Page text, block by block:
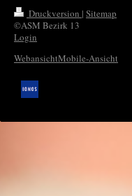
Druckversion | Sitemap
©ASM Bezirk 13
Login
WebansichtMobile-Ansicht